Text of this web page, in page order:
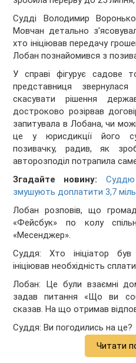
Судді Володимир
Мовчан детально
хто ініціював передачу
Лобан познайомився з
У справі фігурує садове
представниця
скасувати рішення
достроково розірвав
запитувала в Лобана, чи
це у юрисдикції його
позивачку, радив, як
авторозподіл потрапила
Згадайте новину:
змушують доплатити 3,7
Лобан розповів, що
«Фейсбук» по колу
«Месенджер».
Суддя: Хто ініціатор
ініціював необхідність
Лобан: Це були взаємні
задав питання «Що ви
сказав. На що отримав
Суддя: Ви погодились на це?
Читати